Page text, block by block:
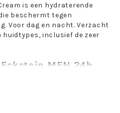
is een hydraterende
beschermt tegen
Voor dag en nacht. Verzacht
inclusief de zeer
MEN 24h
het gezicht aanbrengen en